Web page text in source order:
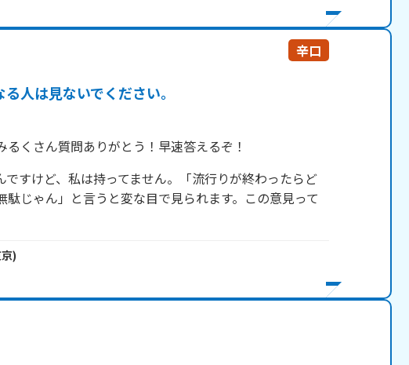
辛口
人は見ないでください。
くさん質問ありがとう！早速答えるぞ！
すけど、私は持ってません。「流行りが終わったらど
じゃん」と言うと変な目で見られます。この意見って
)